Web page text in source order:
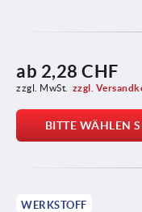
ab 2,28 CHF
zzgl. MwSt. zzgl.
BITTE WÄHLEN
WERKSTOFF